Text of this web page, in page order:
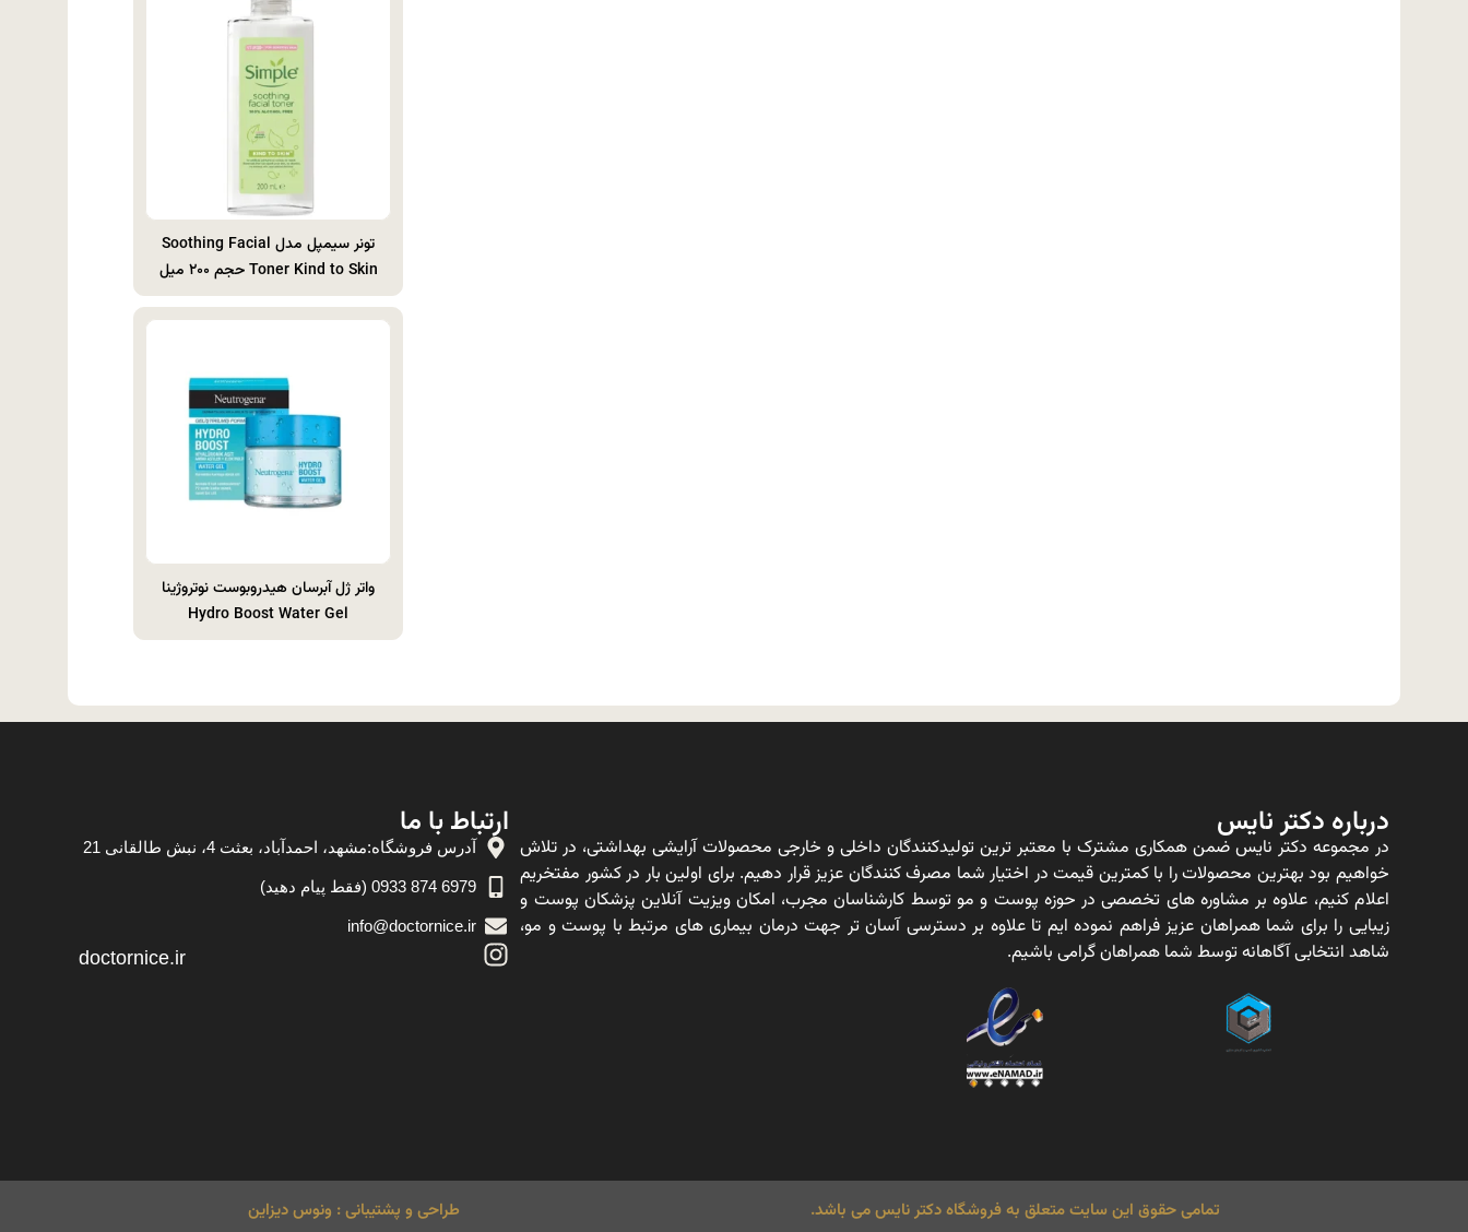
تونر سیمپل مدل Soothing Facial
Toner Kind to Skin حجم ۲۰۰ میل
واتر ژل آبرسان هیدروبوست نوتروژینا
Hydro Boost Water Gel
درباره دکتر نایس
در مجموعه دکتر نایس ضمن همکاری مشترک با معتبر ترین تولیدکنندگان داخلی و خارجی محصولات آرایشی بهداشتی، در تلاش
خواهیم بود بهترین محصولات را با کمترین قیمت در اختیار شما مصرف کنندگان عزیز قرار دهیم. برای اولین بار در کشور مفتخریم
اعلام کنیم، علاوه بر مشاوره های تخصصی در حوزه پوست و مو توسط کارشناسان مجرب، امکان ویزیت آنلاین پزشکان پوست و
زیبایی را برای شما همراهان عزیز فراهم نموده ایم تا علاوه بر دسترسی آسان تر جهت درمان بیماری های مرتبط با پوست و مو،
شاهد انتخابی آگاهانه توسط شما همراهان گرامی باشیم.
ارتباط با ما
آدرس فروشگاه:مشهد، احمدآباد، بعثت 4، نبش طالقانی 21
6979 874 0933 (فقط پیام دهید)
info@doctornice.ir
doctornice.ir
تمامی حقوق این سایت متعلق به فروشگاه دکتر نایس می باشد. طراحی و پشتیبانی : ونوس دیزاین